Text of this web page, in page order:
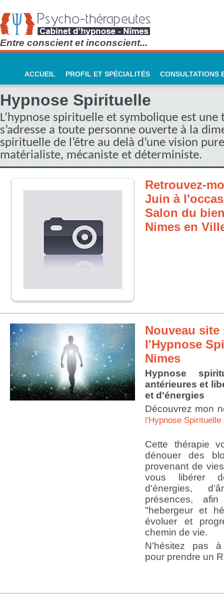
Entre conscient et inconscient...
ACCUEIL PROFIL ET SPÉCIALITÉS CONSULTATIONS
Hypnose Spirituelle
L‘hypnose spirituelle et symbolique est une
s’adresse a toute personne ouverte à la
spirituelle de l’être au delà d’une vision
matérialiste, mécaniste et déterministe.
Retrouvez-
Juin à
Salon du
Nimes en
Nouveau site
l'Hypnose
Nimes
Hypnose
antérieures et
et d'énergies
Découvrez mon
l'Hypnose Spirituelle
Cette thérapie
dénouer des
provenant de
vous libérer
d'énergies,
présences,
"hebergeur et
évoluer et
chemin de vie.
N'hésitez pas
pour prendre un